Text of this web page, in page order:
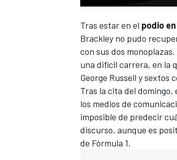
Tras estar en el podio
Brackley no pudo
con sus dos
una difícil carrera, en la
George Russell y sextos
Tras la cita del domingo,
los medios de
imposible de predecir
discurso, aunque es
de Fórmula 1.